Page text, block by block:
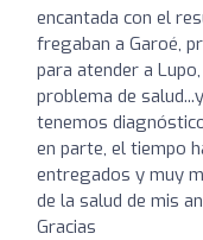
encantada con el
fregaban a Garoé,
para atender a
problema de
tenemos
en parte, el tiempo
entregados y muy
de la salud de mis
Gracias